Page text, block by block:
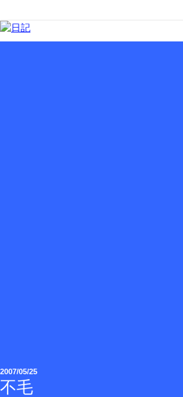
2007/05/25
不毛